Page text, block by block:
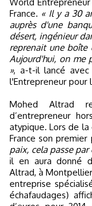
France. « Il y a 30
auprès d'une
désert, ingénieur
reprenait une boîte
Aujourd'hui, on me
», a-t-il lancé
l'Entrepreneur pour
Mohed Altrad
d’entrepreneur
atypique. Lors de la
France son premier
paix, cela passe
il en aura donné
Altrad, à
entreprise
échafaudages)